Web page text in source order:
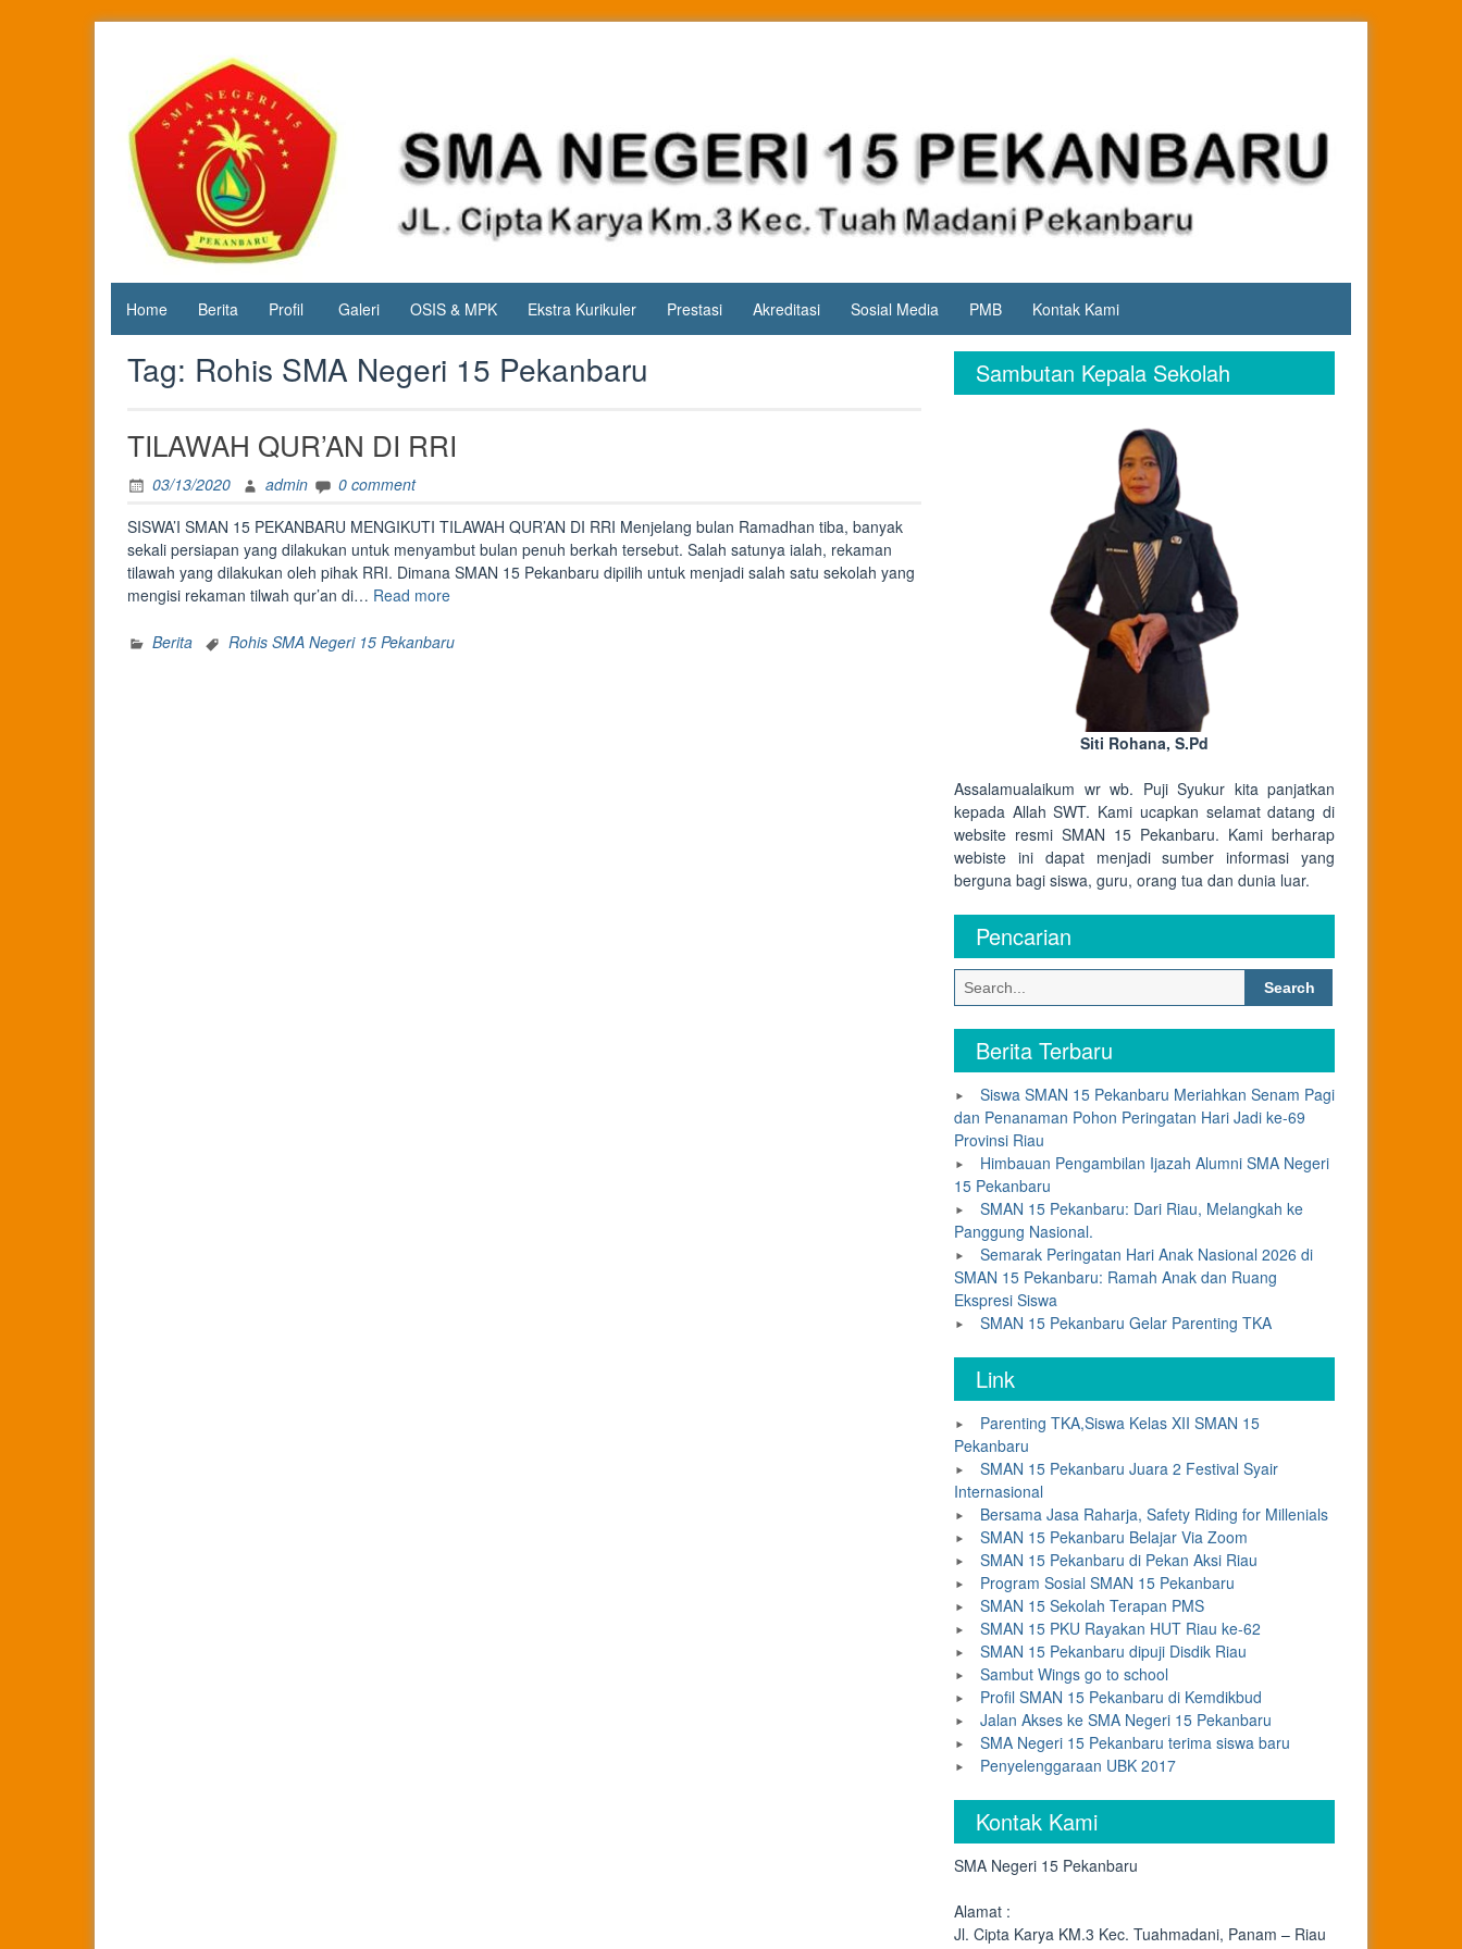
SMA
Negeri 15
Pekanbaru
Jl. Cipta
Karya
KM.3, Kec.
Tuah
Madani,
Kota
Pekanbaru
Home Berita Profil Galeri OSIS & MPK Ekstra Kurikuler Prestasi Akreditasi Sosial Media PMB Kontak Kami
Tag: Rohis SMA Negeri 15 Pekanbaru
TILAWAH QUR’AN DI RRI
03/13/2020 admin
0 comment
SISWA’I SMAN 15 PEKANBARU MENGIKUTI TILAWAH QUR’AN DI RRI Menjelang bulan Ramadhan tiba, banyak
sekali persiapan yang dilakukan untuk menyambut bulan penuh berkah tersebut. Salah satunya ialah, rekaman
tilawah yang dilakukan oleh pihak RRI. Dimana SMAN 15 Pekanbaru dipilih untuk menjadi salah satu sekolah yang
mengisi rekaman tilwah qur’an di… Read more“TILAWAH
DI
Berita Rohis SMA Negeri 15 Pekanbaru
Sambutan Kepala Sekolah
Siti Rohana, S.Pd
Assalamualaikum wr wb. Puji Syukur kita panjatkan
kepada Allah SWT. Kami ucapkan selamat datang di
website resmi SMAN 15 Pekanbaru. Kami berharap
webiste ini dapat menjadi sumber informasi yang
berguna bagi siswa, guru, orang tua dan dunia luar.
Pencarian
Search
for:
Berita Terbaru
Siswa SMAN 15 Pekanbaru Meriahkan Senam Pagi
dan Penanaman Pohon Peringatan Hari Jadi ke-69
Provinsi Riau
Himbauan Pengambilan Ijazah Alumni SMA Negeri
15 Pekanbaru
SMAN 15 Pekanbaru: Dari Riau, Melangkah ke
Panggung Nasional.
Semarak Peringatan Hari Anak Nasional 2026 di
SMAN 15 Pekanbaru: Ramah Anak dan Ruang
Ekspresi Siswa
SMAN 15 Pekanbaru Gelar Parenting TKA
Link
Parenting TKA,Siswa Kelas XII SMAN 15
Pekanbaru
SMAN 15 Pekanbaru Juara 2 Festival Syair
Internasional
Bersama Jasa Raharja, Safety Riding for Millenials
SMAN 15 Pekanbaru Belajar Via Zoom
SMAN 15 Pekanbaru di Pekan Aksi Riau
Program Sosial SMAN 15 Pekanbaru
SMAN 15 Sekolah Terapan PMS
SMAN 15 PKU Rayakan HUT Riau ke-62
SMAN 15 Pekanbaru dipuji Disdik Riau
Sambut Wings go to school
Profil SMAN 15 Pekanbaru di Kemdikbud
Jalan Akses ke SMA Negeri 15 Pekanbaru
SMA Negeri 15 Pekanbaru terima siswa baru
Penyelenggaraan UBK 2017
Kontak Kami
SMA Negeri 15 Pekanbaru
Alamat :
Jl. Cipta Karya KM.3 Kec. Tuahmadani, Panam – Riau